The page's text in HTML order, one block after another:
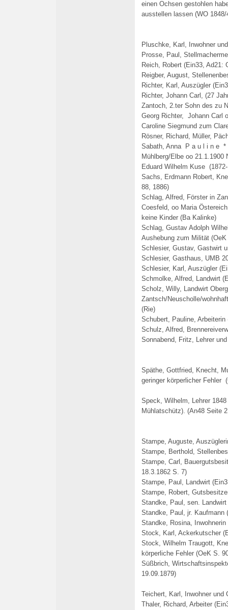
einen Ochsen gestohlen
ausstellen lassen (WO
Pluschke, Karl, Inwohner
Prosse, Paul,
Reich, Robert (Ein33, Ad21:
Reigber, August,
Richter, Karl, Auszügler
Richter, Johann Carl, (27
Zantoch, 2.ter Sohn des zu
Georg Richter, Johann Carl
Caroline Siegmund zum
Rösner, Richard, Müller,
Sabath, Anna P a u l i n e *
Mühlberg/Elbe oo
Eduard Wilhelm Kuse
Sachs, Erdmann Robert,
88, 1886)
Schlag, Alfred, Förster in
Coesfeld, oo Maria
keine Kinder (Ba Kalinke)
Schlag, Gustav Adolph
Aushebung zum Milität (OeK
Schlesier, Gustav, Gastwirt
Schlesier, Gasthaus, UMB
Schlesier, Karl, Auszügler
Schmolke, Alfred, Landwirt
Scholz, Willy, Landwirt
Zantsch/Neuscholle/
(Rie)
Schubert, Pauline, Arbeiterin
Schulz, Alfred,
Sonnabend, Fritz, Lehrer
Späthe, Gottfried, Knecht,
geringer körperlicher Fehler
Speck, Wilhelm, Lehrer
Mühlatschütz). (An48 Seite
Stampe, Auguste,
Stampe, Berthold,
Stampe, Carl,
18.3.1862 S. 7)
Stampe, Paul, Landwirt
Stampe, Robert,
Standke, Paul, sen.
Standke, Paul, jr. Kaufmann
Standke, Rosina, Inwohnerin
Stock, Karl, Ackerkutscher
Stock, Wilhelm Traugott,
körperliche Fehler (OeK S.
Süßbrich,
19.09.1879)
Teichert, Karl, Inwohner und
Thaler, Richard, Arbeiter